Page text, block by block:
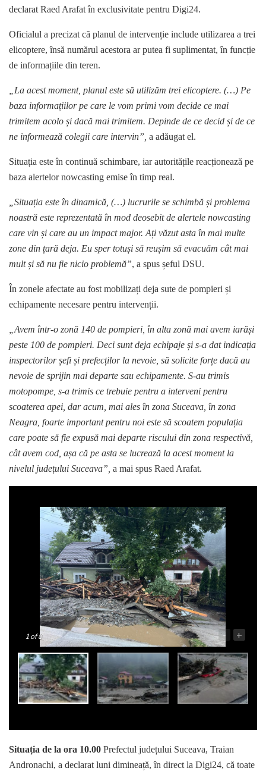
declarat Raed Arafat în exclusivitate pentru Digi24.
Oficialul a precizat că planul de intervenție include utilizarea a trei
elicoptere, însă numărul acestora ar putea fi suplimentat, în funcție
de informațiile din teren.
„La acest moment, planul este să utilizăm trei elicoptere. (…) Pe
baza informațiilor pe care le vom primi vom decide ce mai
trimitem acolo și dacă mai trimitem. Depinde de ce decid și de ce
ne informează colegii care intervin”, a adăugat el.
Situația este în continuă schimbare, iar autoritățile reacționează pe
baza alertelor nowcasting emise în timp real.
„Situația este în dinamică, (…) lucrurile se schimbă și problema
noastră este reprezentată în mod deosebit de alertele nowcasting
care vin și care au un impact major. Ați văzut asta în mai multe
zone din țară deja. Eu sper totuși să reușim să evacuăm cât mai
mult și să nu fie nicio problemă”, a spus șeful DSU.
În zonele afectate au fost mobilizați deja sute de pompieri și
echipamente necesare pentru intervenții.
„Avem într-o zonă 140 de pompieri, în alta zonă mai avem iarăși
peste 100 de pompieri. Deci sunt deja echipaje și s-a dat indicația
inspectorilor șefi și prefecților la nevoie, să solicite forțe dacă au
nevoie de sprijin mai departe sau echipamente. S-au trimis
motopompe, s-a trimis ce trebuie pentru a interveni pentru
scoaterea apei, dar acum, mai ales în zona Suceava, în zona
Neagra, foarte important pentru noi este să scoatem populația
care poate să fie expusă mai departe riscului din zona respectivă,
cât avem cod, așa că pe asta se lucrează la acest moment la
nivelul județului Suceava”, a mai spus Raed Arafat.
1 of 8 - +
Situația de la ora 10.00 Prefectul județului Suceava, Traian
Andronachi, a declarat luni dimineață, în direct la Digi24, că toate